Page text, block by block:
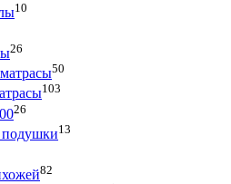
10
26
50
103
26
13
82